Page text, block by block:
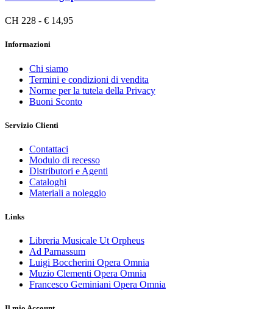
CH 228 - € 14,95
Informazioni
Chi siamo
Termini e condizioni di vendita
Norme per la tutela della Privacy
Buoni Sconto
Servizio Clienti
Contattaci
Modulo di recesso
Distributori e Agenti
Cataloghi
Materiali a noleggio
Links
Libreria Musicale Ut Orpheus
Ad Parnassum
Luigi Boccherini Opera Omnia
Muzio Clementi Opera Omnia
Francesco Geminiani Opera Omnia